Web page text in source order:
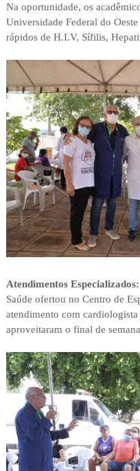
Na oportunidade, os
Universidade Federal do
rápidos de H.I.V, Sífilis,
Atendimentos Especializados:
Saúde ofertou no Centro de
atendimento com
aproveitaram o final de